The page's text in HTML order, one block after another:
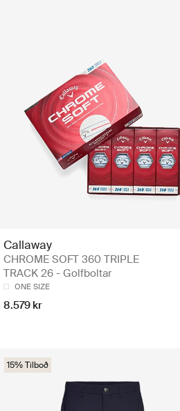
Callaway
CHROME SOFT 360 TRIPLE
TRACK 26 - Golfboltar
ONE SIZE
8.579 kr
15% Tilboð